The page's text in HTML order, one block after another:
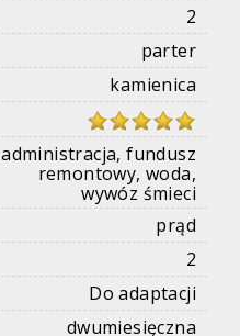
2
parter
kamienica
administracja, fundusz
remontowy, woda,
wywóz śmieci
prąd
2
Do adaptacji
dwumiesięczna